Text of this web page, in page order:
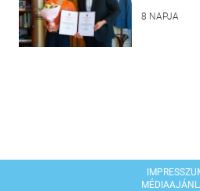
8 NAPJA